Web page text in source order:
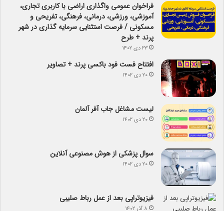
فراخوان عمومی واگذاری اراضی با کاربری تجاری،
آموزشی، ورزشی، درمانی، فرهنگی، تفریحی و
مسکونی / فرصت استثنایی سرمایه گذاری در شهر
پرند + طرح
۲۳ دی ۱۴۰۲
افتتاح فست فود باکسی پرند + تصاویر
۲۰ دی ۱۴۰۲
لیست مشاغل جاب آفر آلمان
۲۰ دی ۱۴۰۲
سوال پزشکی از هوش مصنوعی آنلاین
۲۰ دی ۱۴۰۲
فیزیوتراپی بعد از عمل رباط صلیبی
۸ آذر ۱۴۰۲